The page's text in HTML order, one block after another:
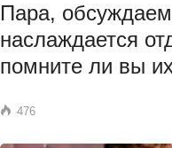
Пара,
наслаждается
помните ли вы
476